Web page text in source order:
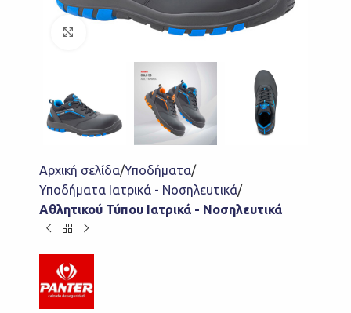
Click to enlarge
Αρχική σελίδα Υποδήματα
Υποδήματα Ιατρικά - Νοσηλευτικά
Αθλητικού Τύπου Ιατρικά - Νοσηλευτικά